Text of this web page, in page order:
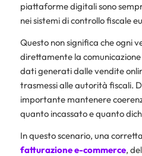
piattaforme digitali sono
nei sistemi di controllo fiscale
Questo non significa che ogni
direttamente la comunicazione
dati generati dalle vendite
trasmessi alle autorità fiscali.
importante mantenere
quanto incassato e quanto
In questo scenario, una
fatturazione e-commerce,